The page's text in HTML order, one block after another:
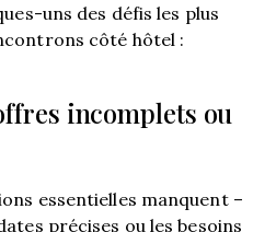
uns des défis les plus
côté hôtel :
incomplets ou
essentielles manquent –
précises ou les besoins